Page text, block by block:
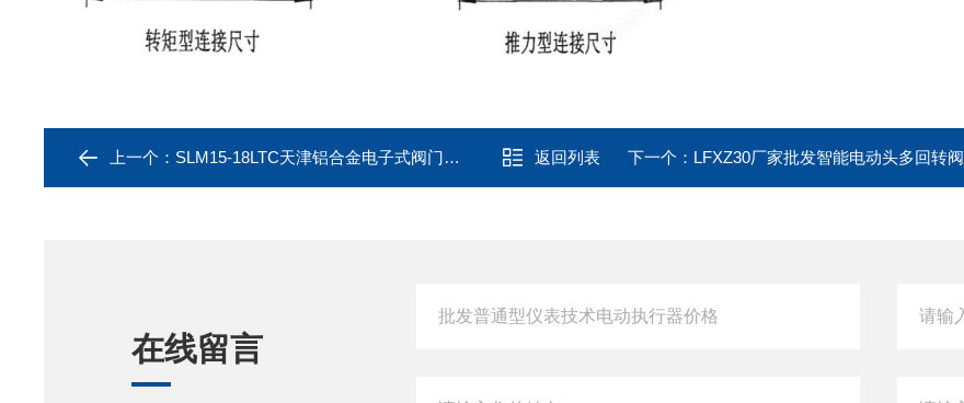
上一个： SLM15-18LTC天津铝合金电子式阀门电动执行器批发 返回列表 下一个： LFXZ30厂家批发智能电动头多回转阀门电动执行器
在线留言